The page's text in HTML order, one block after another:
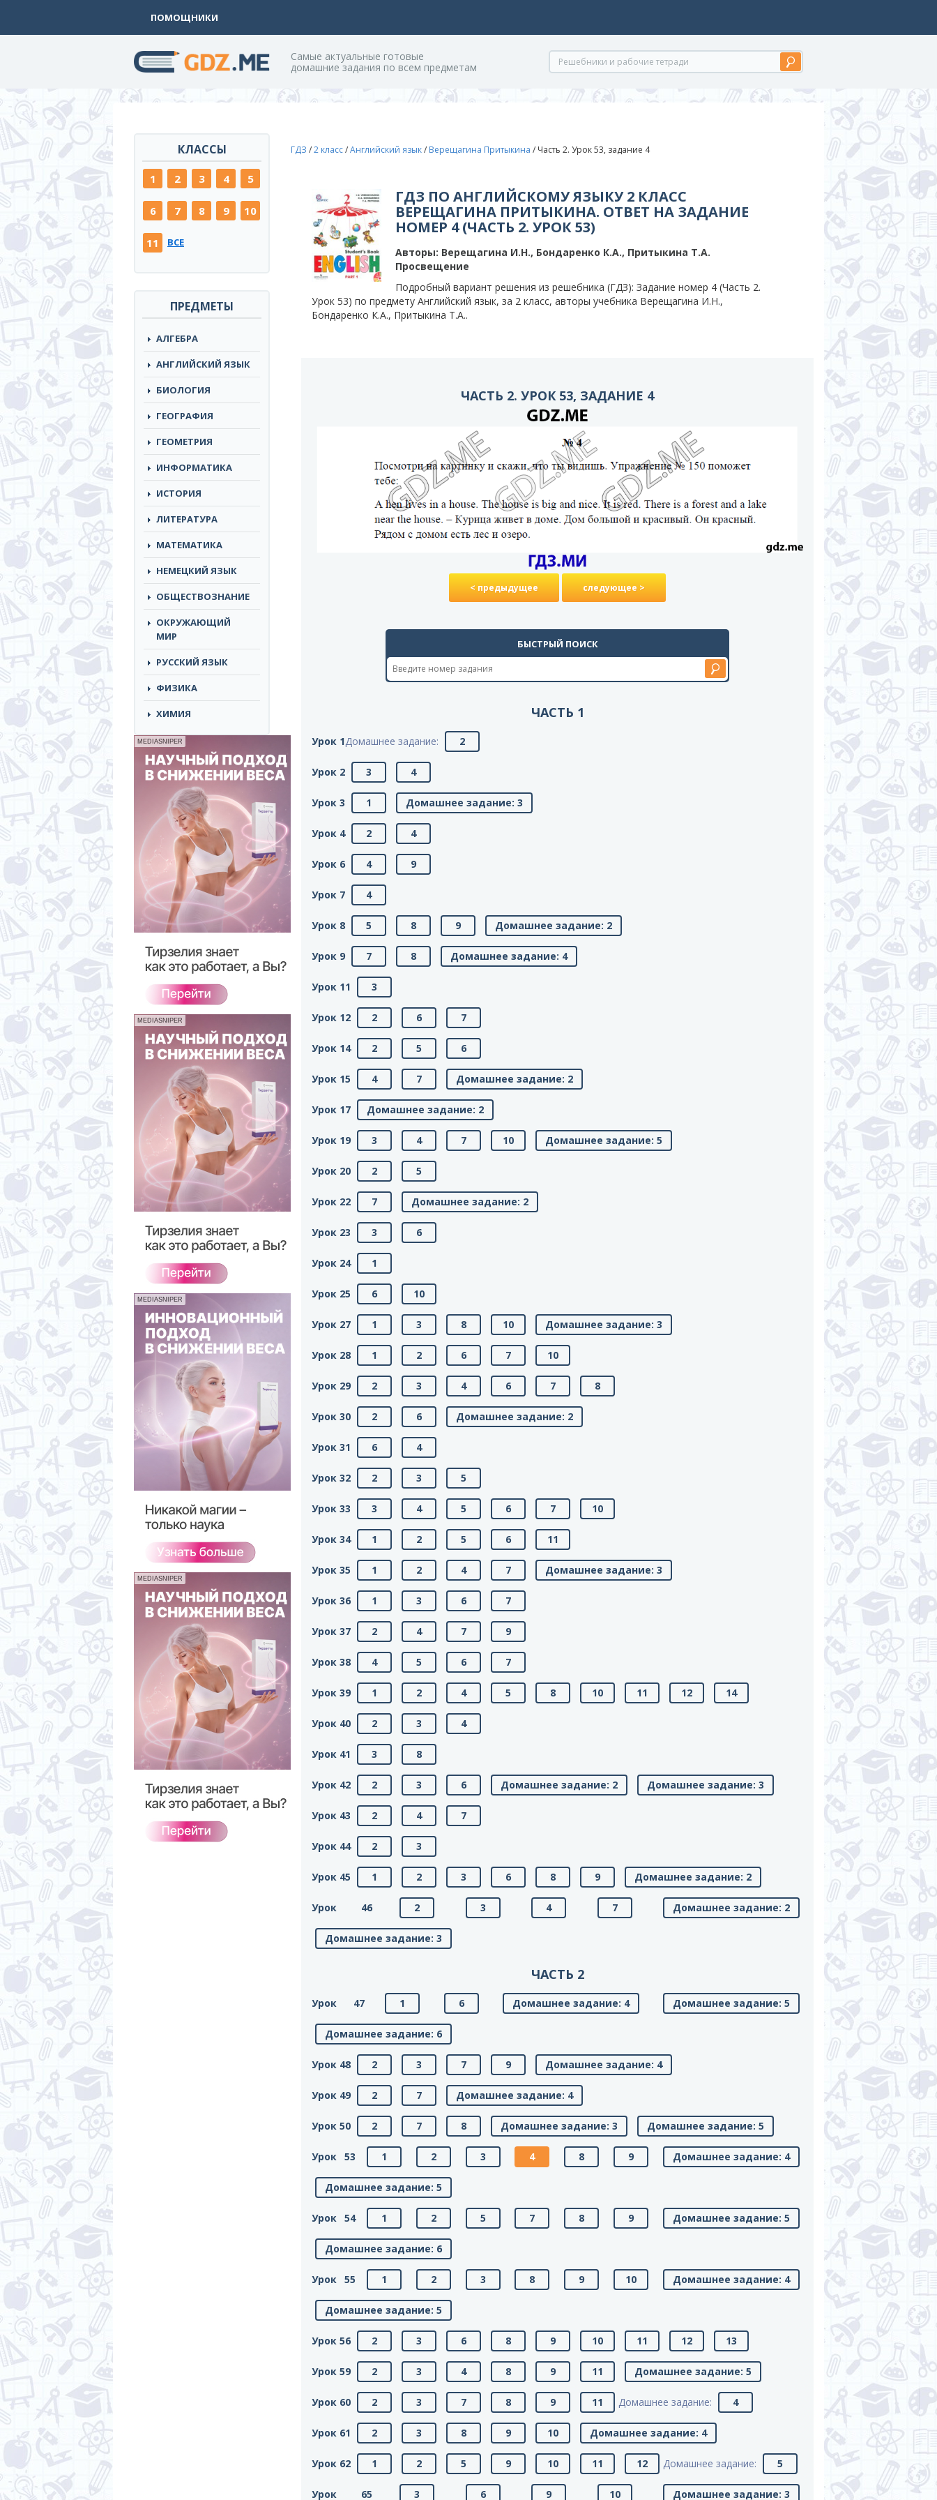
ПОМОЩНИКИ
Cамые актуальные готовые
домашние задания по всем предметам
КЛАССЫ
1 2 3 4 5
6 7 8 9 10
11 ВСЕ
ПРЕДМЕТЫ
АЛГЕБРА
АНГЛИЙСКИЙ ЯЗЫК
БИОЛОГИЯ
ГЕОГРАФИЯ
ГЕОМЕТРИЯ
ИНФОРМАТИКА
ИСТОРИЯ
ЛИТЕРАТУРА
МАТЕМАТИКА
НЕМЕЦКИЙ ЯЗЫК
ОБЩЕСТВОЗНАНИЕ
ОКРУЖАЮЩИЙ
МИР
РУССКИЙ ЯЗЫК
ФИЗИКА
ХИМИЯ
MEDIASNIPER
MEDIASNIPER
MEDIASNIPER
MEDIASNIPER
ГДЗ /2 класс/Английский язык/ Верещагина Притыкина / Часть 2. Урок 53, задание 4
ГДЗ ПО АНГЛИЙСКОМУ ЯЗЫКУ 2 КЛАСС
ВЕРЕЩАГИНА ПРИТЫКИНА. ОТВЕТ НА ЗАДАНИЕ
НОМЕР 4 (ЧАСТЬ 2. УРОК 53)
Авторы: Верещагина И.Н., Бондаренко К.А., Притыкина T.A.
Просвещение
Подробный вариант решения из решебника (ГДЗ): Задание номер 4 (Часть 2.
Урок 53) по предмету Английский язык, за 2 класс, авторы учебника Верещагина И.Н.,
Бондаренко К.А., Притыкина T.A..
ЧАСТЬ 2. УРОК 53, ЗАДАНИЕ 4
< предыдущее следующее >
БЫСТРЫЙ ПОИСК
ЧАСТЬ 1
Урок 1Домашнее задание: 2
Урок 2 3 4
Урок 3 1 Домашнее задание: 3
Урок 4 2 4
Урок 6 4 9
Урок 7 4
Урок 8 5 8 9 Домашнее задание: 2
Урок 9 7 8 Домашнее задание: 4
Урок 11 3
Урок 12 2 6 7
Урок 14 2 5 6
Урок 15 4 7 Домашнее задание: 2
Урок 17 Домашнее задание: 2
Урок 19 3 4 7 10 Домашнее задание: 5
Урок 20 2 5
Урок 22 7 Домашнее задание: 2
Урок 23 3 6
Урок 24 1
Урок 25 6 10
Урок 27 1 3 8 10 Домашнее задание: 3
Урок 28 1 2 6 7 10
Урок 29 2 3 4 6 7 8
Урок 30 2 6 Домашнее задание: 2
Урок 31 6 4
Урок 32 2 3 5
Урок 33 3 4 5 6 7 10
Урок 34 1 2 5 6 11
Урок 35 1 2 4 7 Домашнее задание: 3
Урок 36 1 3 6 7
Урок 37 2 4 7 9
Урок 38 4 5 6 7
Урок 39 1 2 4 5 8 10 11 12 14
Урок 40 2 3 4
Урок 41 3 8
Урок 42 2 3 6 Домашнее задание: 2 Домашнее задание: 3
Урок 43 2 4 7
Урок 44 2 3
Урок 45 1 2 3 6 8 9 Домашнее задание: 2
Урок 46 2 3 4 7 Домашнее задание: 2
Домашнее задание: 3
ЧАСТЬ 2
Урок 47 1 6 Домашнее задание: 4 Домашнее задание: 5
Домашнее задание: 6
Урок 48 2 3 7 9 Домашнее задание: 4
Урок 49 2 7 Домашнее задание: 4
Урок 50 2 7 8 Домашнее задание: 3 Домашнее задание: 5
Урок 53 1 2 3 4 8 9 Домашнее задание: 4
Домашнее задание: 5
Урок 54 1 2 5 7 8 9 Домашнее задание: 5
Домашнее задание: 6
Урок 55 1 2 3 8 9 10 Домашнее задание: 4
Домашнее задание: 5
Урок 56 2 3 6 8 9 10 11 12 13
Урок 59 2 3 4 8 9 11 Домашнее задание: 5
Урок 60 2 3 7 8 9 11 Домашнее задание: 4
Урок 61 2 3 8 9 10 Домашнее задание: 4
Урок 62 1 2 5 9 10 11 12 Домашнее задание: 5
Урок 65 3 6 9 10 Домашнее задание: 3